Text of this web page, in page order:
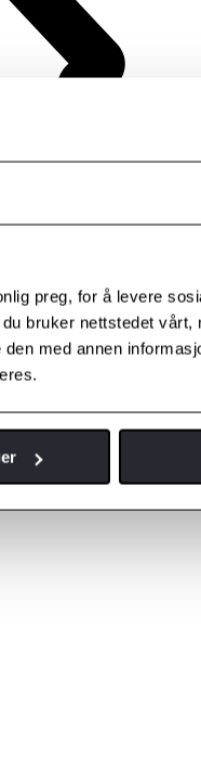
preg, for å levere
bruker nettstedet vårt,
med annen